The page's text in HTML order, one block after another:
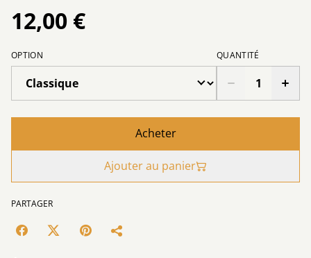
12,00 €
OPTION QUANTITÉ
Acheter
Ajouter au panier
PARTAGER